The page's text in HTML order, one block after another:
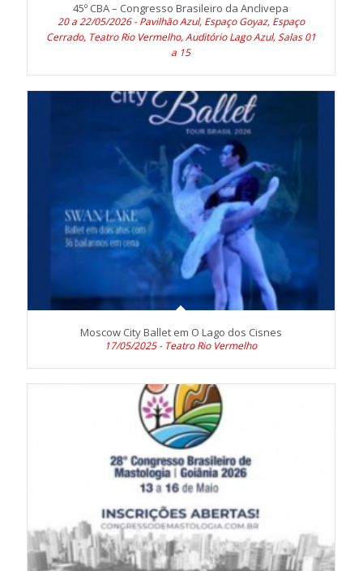
45º CBA – Congresso Brasileiro da Anclivepa
20 a 22/05/2026 - Pavilhão Azul, Espaço Goyaz, Espaço
Cerrado, Teatro Rio Vermelho, Auditório Lago Azul, Salas 01
a 15
Moscow City Ballet em O Lago dos Cisnes
17/05/2025 - Teatro Rio Vermelho